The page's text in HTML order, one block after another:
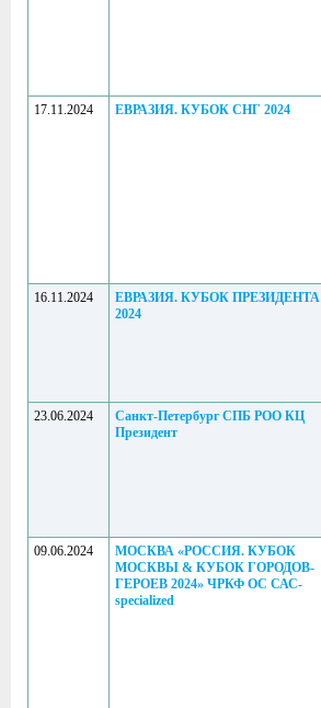
17.11.2024 ЕВРАЗИЯ. КУБОК СНГ 2024
16.11.2024
ЕВРАЗИЯ. КУБОК ПРЕЗИДЕНТА
2024
23.06.2024
Санкт-Петербург СПБ РОО КЦ
Президент
09.06.2024
МОСКВА «РОССИЯ. КУБОК
МОСКВЫ & КУБОК ГОРОДОВ-
ГЕРОЕВ 2024» ЧРКФ ОС САС-
specialized